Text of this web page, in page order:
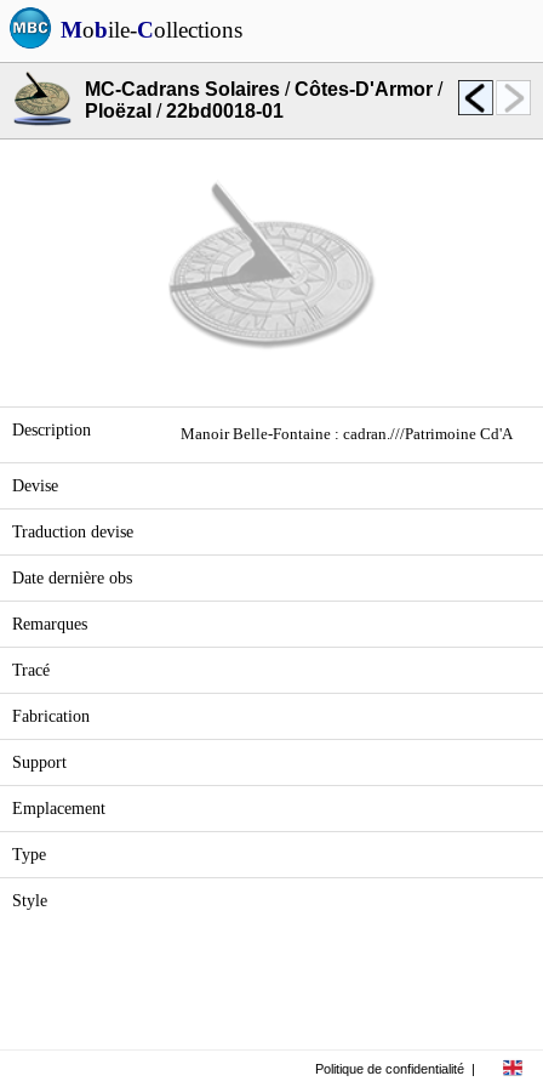
Mobile-Collections
MC-Cadrans Solaires /Côtes-D'Armor /
Ploëzal /22bd0018-01
Description Manoir Belle-Fontaine : cadran.///Patrimoine Cd'A
Devise
Traduction devise
Date dernière obs
Remarques
Tracé
Fabrication
Support
Emplacement
Type
Style
Politique de confidentialité |